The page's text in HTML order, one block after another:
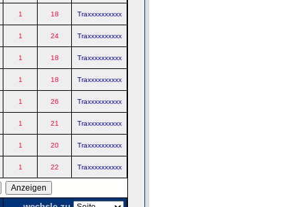
1 18 Traxxxxxxxxxx
1 24 Traxxxxxxxxxx
1 18 Traxxxxxxxxxx
1 18 Traxxxxxxxxxx
1 26 Traxxxxxxxxxx
1 21 Traxxxxxxxxxx
1 20 Traxxxxxxxxxx
1 22 Traxxxxxxxxxx